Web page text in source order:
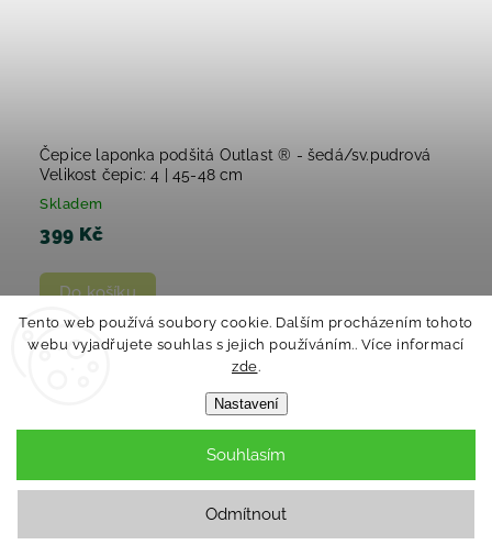
Tento web používá soubory cookie. Dalším procházením tohoto
webu vyjadřujete souhlas s jejich používáním.. Více informací
zde.
Nastavení
Odmítnout
Souhlasím
Čepice laponka podšitá Outlast ® - šedá/sv.pudrová
Velikost čepic: 4 | 45-48 cm
Skladem
399 Kč
Do košíku